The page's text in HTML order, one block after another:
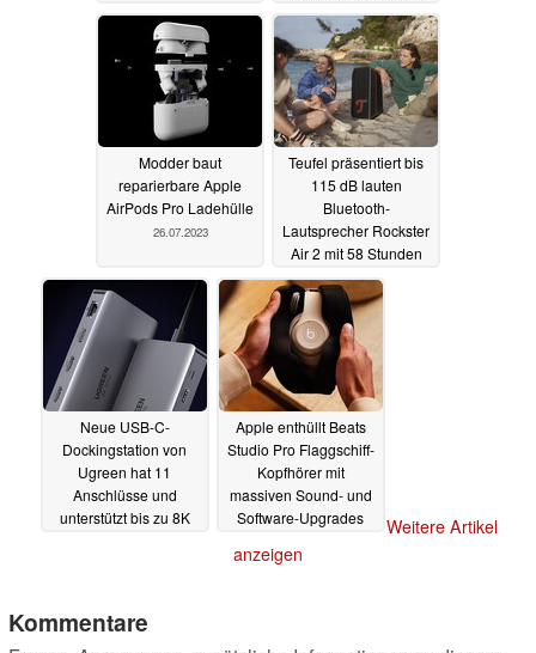
31.07.2023
Modder baut
reparierbare Apple
AirPods Pro Ladehülle
26.07.2023
Teufel präsentiert bis
115 dB lauten
Bluetooth-
Lautsprecher Rockster
Air 2 mit 58 Stunden
Akkulaufzeit25.07.2023
Neue USB-C-
Dockingstation von
Ugreen hat 11
Anschlüsse und
unterstützt bis zu 8K
Apple enthüllt Beats
Studio Pro Flaggschiff-
Kopfhörer mit
massiven Sound- und
Software-Upgrades
Weitere Artikel
anzeigen
Kommentare